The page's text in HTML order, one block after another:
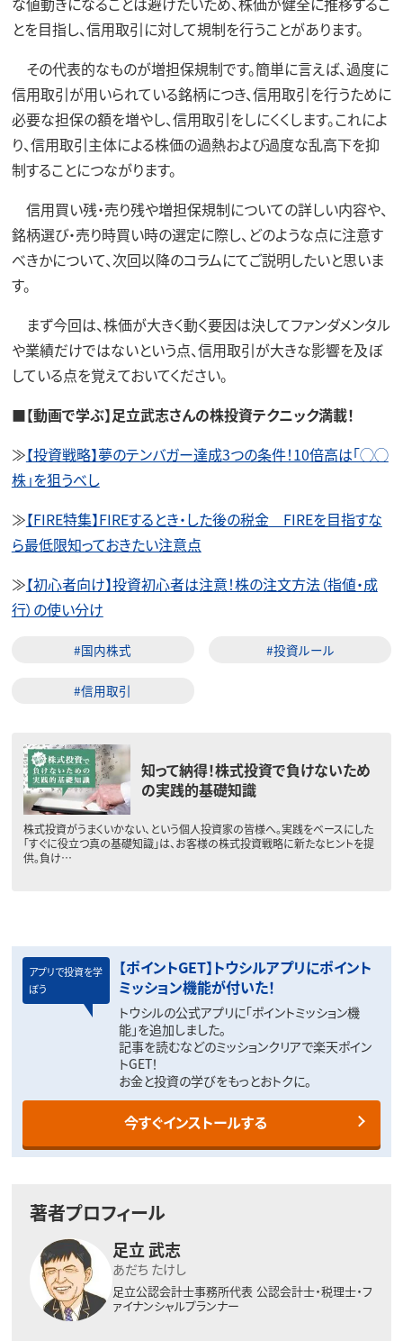
とを目指し、信用取引に対して規制を行うことがあります。
その代表的なものが増担保規制です。簡単に言えば、過度に
信用取引が用いられている銘柄につき、信用取引を行うために
必要な担保の額を増やし、信用取引をしにくくします。これによ
り、信用取引主体による株価の過熱および過度な乱高下を抑
制することにつながります。
信用買い残・売り残や増担保規制についての詳しい内容や、
銘柄選び・売り時買い時の選定に際し、どのような点に注意す
べきかについて、次回以降のコラムにてご説明したいと思いま
す。
まず今回は、株価が大きく動く要因は決してファンダメンタル
や業績だけではないという点、信用取引が大きな影響を及ぼ
している点を覚えておいてください。
■【動画で学ぶ】足立武志さんの株投資テクニック満載！
≫【投資戦略】夢のテンバガー達成3つの条件！10倍高は「◯◯
株」を狙うべし
≫【FIRE特集】FIREするとき・した後の税金 FIREを目指すな
ら最低限知っておきたい注意点
≫【初心者向け】投資初心者は注意！株の注文方法（指値・成
行）の使い分け
#国内株式 #投資ルール
#信用取引
知って納得！株式投資で負けないため
の実践的基礎知識
株式投資がうまくいかない、という個人投資家の皆様へ。実践をベースにした
「すぐに役立つ真の基礎知識」は、お客様の株式投資戦略に新たなヒントを提
供。負け…
アプリで投資を学
ぼう
【ポイントGET】トウシルアプリにポイント
ミッション機能が付いた！
トウシルの公式アプリに「ポイントミッション機
能」を追加しました。
記事を読むなどのミッションクリアで楽天ポイン
トGET！
お金と投資の学びをもっとおトクに。
今すぐインストールする
著者プロフィール
足立 武志
あだち たけし
足立公認会計士事務所代表 公認会計士・税理士・フ
ァイナンシャルプランナー